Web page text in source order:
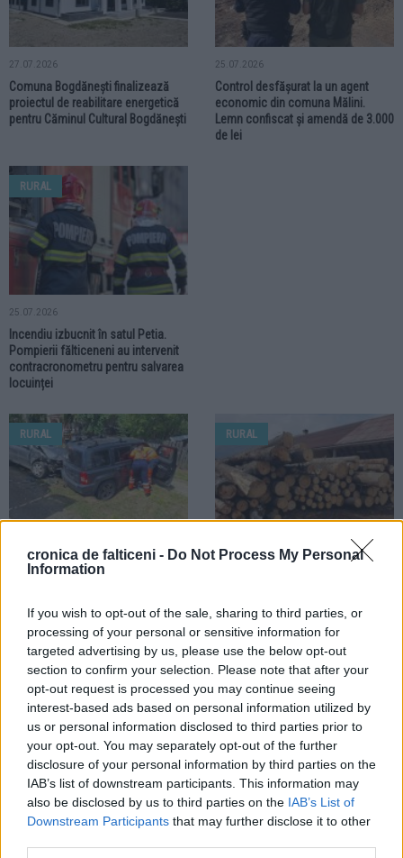
cronica de falticeni - Do Not Process My Personal
Information
If you wish to opt-out of the sale, sharing to third parties, or
processing of your personal or sensitive information for
targeted advertising by us, please use the below opt-out
section to confirm your selection. Please note that after your
opt-out request is processed you may continue seeing
interest-based ads based on personal information utilized by
us or personal information disclosed to third parties prior to
your opt-out. You may separately opt-out of the further
disclosure of your personal information by third parties on the
IAB’s list of downstream participants. This information may
also be disclosed by us to third parties on the IAB’s List of
Downstream Participants that may further disclose it to other
27.07.2026
Comuna Bogdănești finalizează
proiectul de reabilitare energetică
pentru Căminul Cultural Bogdănești
25.07.2026
Control desfășurat la un agent
economic din comuna Mălini.
Lemn confiscat și amendă de 3.000
de lei
RURAL
25.07.2026
Incendiu izbucnit în satul Petia.
Pompierii fălticeneni au intervenit
contracronometru pentru salvarea
locuinței
RURAL
24.07.2026
spital în urma coliziunii produse
între două autoturisme
RURAL
21.07.2026
abandonați pe malul unui pârâu din
Mălini
20.07.2026
Înalt PreaSfințitul Calinic i-a
acordat primarului Ionuț Andreica